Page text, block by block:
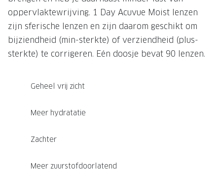
oppervlaktewrijving. 1 Day Acuvue Moist lenzen
zijn sferische lenzen en zijn daarom geschikt om
bijziendheid (min-sterkte) of verziendheid (plus-
sterkte) te corrigeren. Eén doosje bevat 90 lenzen.
Geheel vrij zicht
Meer hydratatie
Zachter
Meer zuurstofdoorlatend